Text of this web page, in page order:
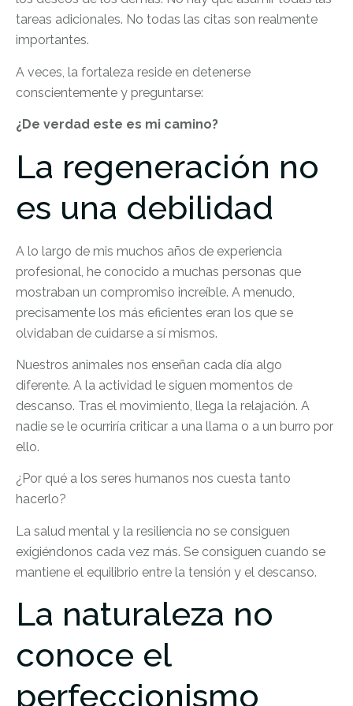
tareas adicionales. No todas las citas son realmente
importantes.
A veces, la fortaleza reside en detenerse
conscientemente y preguntarse:
¿De verdad este es mi camino?
La regeneración no
es una debilidad
A lo largo de mis muchos años de experiencia
profesional, he conocido a muchas personas que
mostraban un compromiso increíble. A menudo,
precisamente los más eficientes eran los que se
olvidaban de cuidarse a sí mismos.
Nuestros animales nos enseñan cada día algo
diferente. A la actividad le siguen momentos de
descanso. Tras el movimiento, llega la relajación. A
nadie se le ocurriría criticar a una llama o a un burro por
ello.
¿Por qué a los seres humanos nos cuesta tanto
hacerlo?
La salud mental y la resiliencia no se consiguen
exigiéndonos cada vez más. Se consiguen cuando se
mantiene el equilibrio entre la tensión y el descanso.
La naturaleza no
conoce el
perfeccionismo